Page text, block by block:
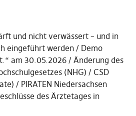
und nicht verwässert – und in
eingeführt werden
Demo
am 30.05.2026
Änderung des
(NHG)
CSD
PIRATEN Niedersachsen
des Ärztetages in